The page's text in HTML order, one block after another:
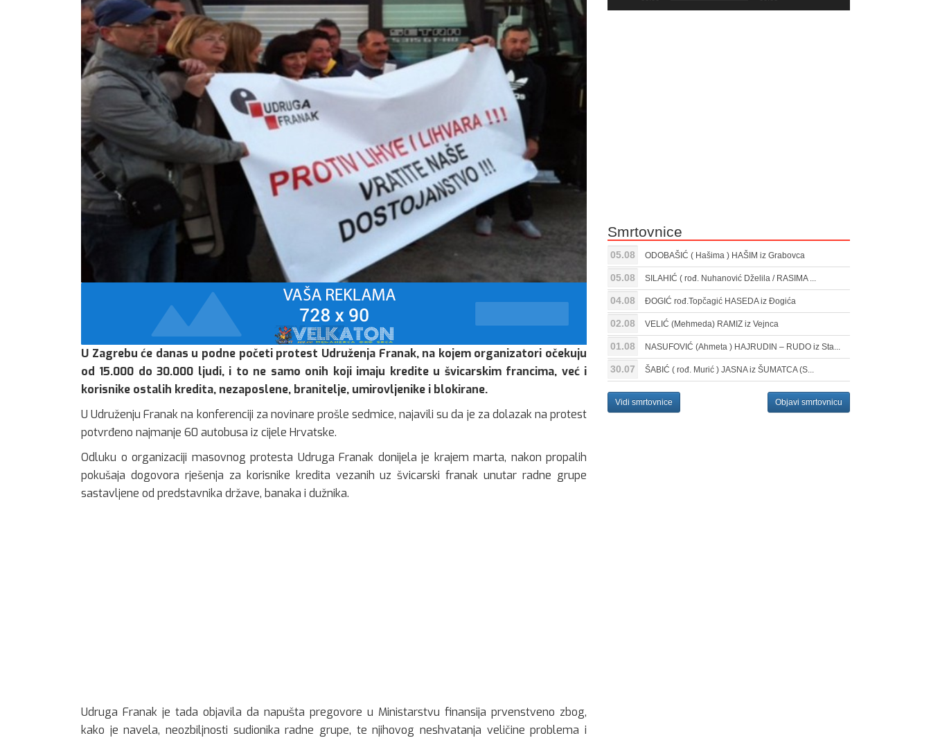
U Zagrebu će danas u podne početi protest Udruženja Franak, na kojem organizatori očekuju
od 15.000 do 30.000 ljudi, i to ne samo onih koji imaju kredite u švicarskim francima, već i
korisnike ostalih kredita, nezaposlene, branitelje, umirovljenike i blokirane.
U Udruženju Franak na konferenciji za novinare prošle sedmice, najavili su da je za dolazak na protest
potvrđeno najmanje 60 autobusa iz cijele Hrvatske.
Odluku o organizaciji masovnog protesta Udruga Franak donijela je krajem marta, nakon propalih
pokušaja dogovora rješenja za korisnike kredita vezanih uz švicarski franak unutar radne grupe
sastavljene od predstavnika države, banaka i dužnika.
Udruga Franak je tada objavila da napušta pregovore u Ministarstvu finansija prvenstveno zbog,
kako je navela, neozbiljnosti sudionika radne grupe, te njihovog neshvatanja veličine problema i
Gore/Dole
Smrtovnice
05.08 ODOBAŠIĆ ( Hašima ) HAŠIM iz Grabovca
05.08 SILAHIĆ ( rođ. Nuhanović Dželila / RASIMA ...
04.08 ĐOGIĆ rođ.Topčagić HASEDA iz Đogića
02.08 VELIĆ (Mehmeda) RAMIZ iz Vejnca
01.08 NASUFOVIĆ (Ahmeta ) HAJRUDIN – RUDO iz Sta...
30.07 ŠABIĆ ( rođ. Murić ) JASNA iz ŠUMATCA (S...
Vidi smrtovnice Objavi smrtovnicu